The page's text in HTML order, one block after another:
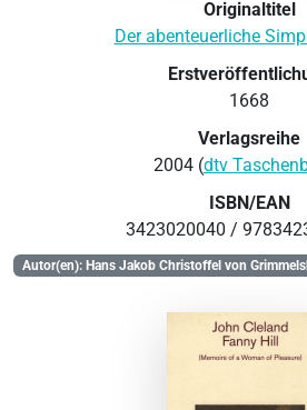
Originaltitel
Der abenteuerliche
1668
Verlagsreihe
2004 (dtv
ISBN/EAN
3423020040 /
Autor(en): Hans Jakob Christoffel von